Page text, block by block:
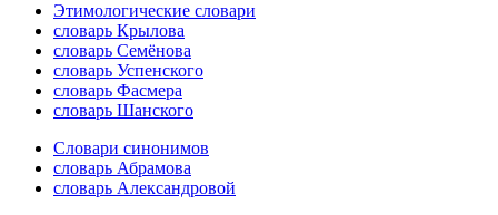
Этимологические словари
словарь Крылова
словарь Семёнова
словарь Успенского
словарь Фасмера
словарь Шанского
Словари синонимов
словарь Абрамова
словарь Александровой